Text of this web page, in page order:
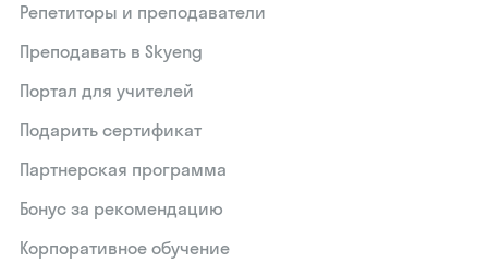
Репетиторы и преподаватели
Преподавать в Skyeng
Портал для учителей
Подарить сертификат
Партнерская программа
Бонус за рекомендацию
Корпоративное обучение